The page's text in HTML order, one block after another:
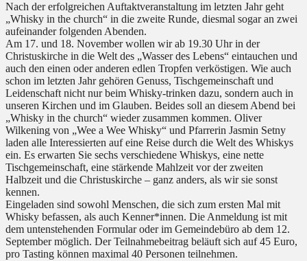
Nach der erfolgreichen Auftaktveranstaltung im letzten Jahr geht
„Whisky in the church“ in die zweite Runde, diesmal sogar an zwei
aufeinander folgenden Abenden.
Am 17. und 18. November wollen wir ab 19.30 Uhr in der
Christuskirche in die Welt des „Wasser des Lebens“ eintauchen und
auch den einen oder anderen edlen Tropfen verköstigen. Wie auch
schon im letzten Jahr gehören Genuss, Tischgemeinschaft und
Leidenschaft nicht nur beim Whisky-trinken dazu, sondern auch in
unseren Kirchen und im Glauben. Beides soll an diesem Abend bei
„Whisky in the church“ wieder zusammen kommen. Oliver
Wilkening von „Wee a Wee Whisky“ und Pfarrerin Jasmin Setny
laden alle Interessierten auf eine Reise durch die Welt des Whiskys
ein. Es erwarten Sie sechs verschiedene Whiskys, eine nette
Tischgemeinschaft, eine stärkende Mahlzeit vor der zweiten
Halbzeit und die Christuskirche – ganz anders, als wir sie sonst
kennen.
Eingeladen sind sowohl Menschen, die sich zum ersten Mal mit
Whisky befassen, als auch Kenner*innen. Die Anmeldung ist mit
dem untenstehenden Formular oder im Gemeindebüro ab dem 12.
September möglich. Der Teilnahmebeitrag beläuft sich auf 45 Euro,
pro Tasting können maximal 40 Personen teilnehmen.